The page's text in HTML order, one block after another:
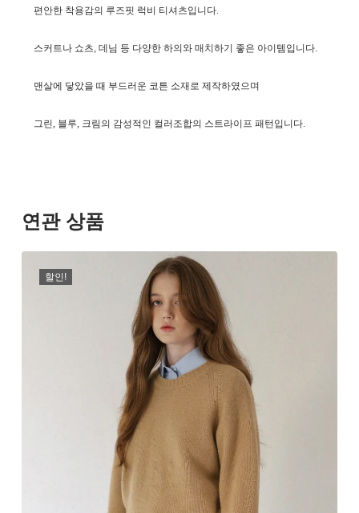
편안한 착용감의 루즈핏 럭비 티셔츠입니다.
스커트나 쇼츠, 데님 등 다양한 하의와 매치하기 좋은 아이템입니다.
맨살에 닿았을 때 부드러운 코튼 소재로 제작하였으며
그린, 블루, 크림의 감성적인 컬러조합의 스트라이프 패턴입니다.
연관 상품
할인!